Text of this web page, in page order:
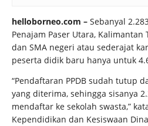
helloborneo.com – Sebanyal
Penajam Paser Utara, Kalimantan
dan SMA negeri atau sederajat
peserta didik baru hanya untuk
“Pendaftaran PPDB sudah tutup
yang diterima, sehingga sisanya
mendaftar ke sekolah swasta,”
Kependidikan dan Kesiswaan